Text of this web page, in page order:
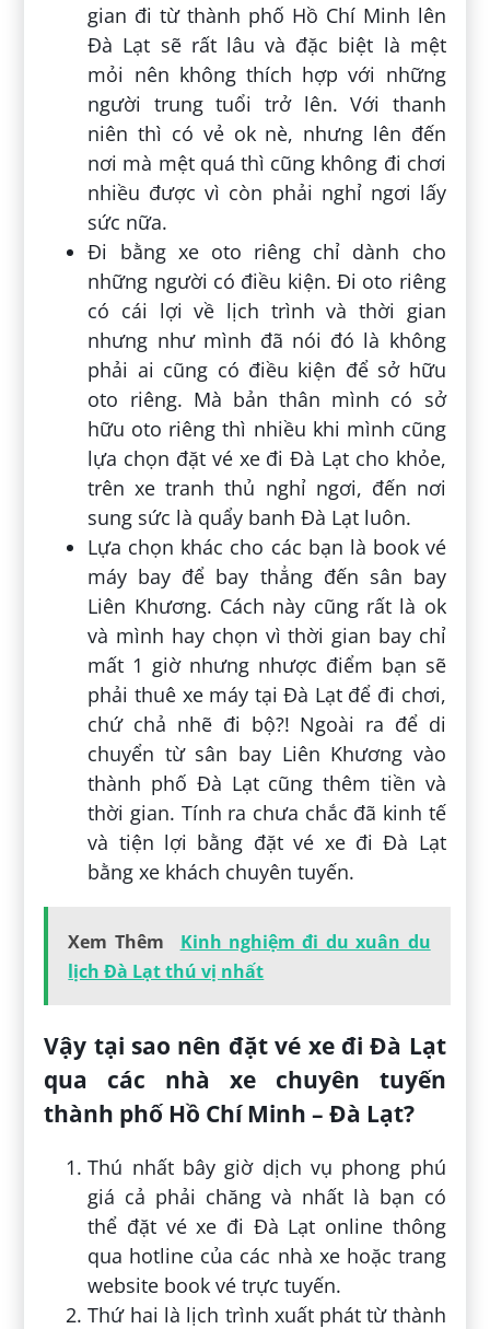
gian đi từ thành phố Hồ Chí Minh lên
Đà Lạt sẽ rất lâu và đặc biệt là mệt
mỏi nên không thích hợp với những
người trung tuổi trở lên. Với thanh
niên thì có vẻ ok nè, nhưng lên đến
nơi mà mệt quá thì cũng không đi chơi
nhiều được vì còn phải nghỉ ngơi lấy
sức nữa.
Đi bằng xe oto riêng chỉ dành cho
những người có điều kiện. Đi oto riêng
có cái lợi về lịch trình và thời gian
nhưng như mình đã nói đó là không
phải ai cũng có điều kiện để sở hữu
oto riêng. Mà bản thân mình có sở
hữu oto riêng thì nhiều khi mình cũng
lựa chọn đặt vé xe đi Đà Lạt cho khỏe,
trên xe tranh thủ nghỉ ngơi, đến nơi
sung sức là quẩy banh Đà Lạt luôn.
Lựa chọn khác cho các bạn là book vé
máy bay để bay thẳng đến sân bay
Liên Khương. Cách này cũng rất là ok
và mình hay chọn vì thời gian bay chỉ
mất 1 giờ nhưng nhược điểm bạn sẽ
phải thuê xe máy tại Đà Lạt để đi chơi,
chứ chả nhẽ đi bộ?! Ngoài ra để di
chuyển từ sân bay Liên Khương vào
thành phố Đà Lạt cũng thêm tiền và
thời gian. Tính ra chưa chắc đã kinh tế
và tiện lợi bằng đặt vé xe đi Đà Lạt
bằng xe khách chuyên tuyến.
Xem Thêm
Kinh nghiệm đi du xuân du
lịch Đà Lạt thú vị nhất
Vậy tại sao nên đặt vé xe đi Đà Lạt
qua các nhà xe chuyên tuyến
thành phố Hồ Chí Minh – Đà Lạt?
Thú nhất bây giờ dịch vụ phong phú
giá cả phải chăng và nhất là bạn có
thể đặt vé xe đi Đà Lạt online thông
qua hotline của các nhà xe hoặc trang
website book vé trực tuyến.
Thứ hai là lịch trình xuất phát từ thành